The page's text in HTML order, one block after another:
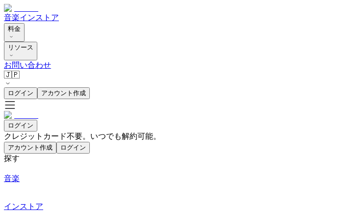
音楽インストア
料金
リソース
お問い合わせ
🇯🇵
ログイン アカウント作成
ログイン
クレジットカード不要。いつでも解約可能。
アカウント作成 ログイン
探す
音楽
インストア